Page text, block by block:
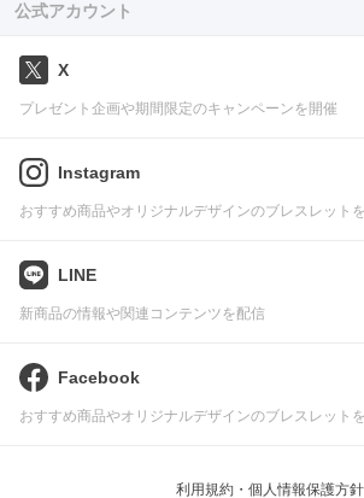
公式アカウント
X
プレゼント企画や期間限定のキャンペーンを開催
Instagram
おすすめ商品やオリジナルデザインのブレスレット
LINE
新商品の情報や関連コンテンツを配信
Facebook
おすすめ商品やオリジナルデザインのブレスレット
利用規約・個人情報保護方針